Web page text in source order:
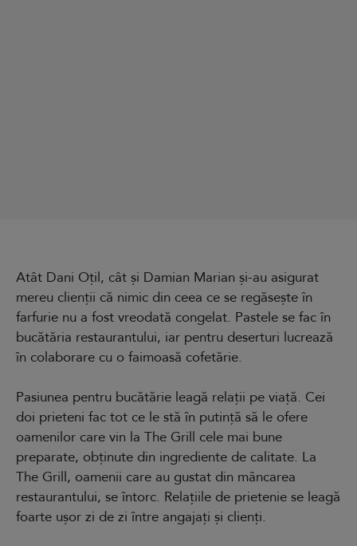
Atât Dani Oțil, cât și Damian Marian și-au asigurat
mereu clienții că nimic din ceea ce se regăsește în
farfurie nu a fost vreodată congelat. Pastele se fac în
bucătăria restaurantului, iar pentru deserturi lucrează
în colaborare cu o faimoasă cofetărie.
Pasiunea pentru bucătărie leagă relații pe viață. Cei
doi prieteni fac tot ce le stă în putință să le ofere
oamenilor care vin la The Grill cele mai bune
preparate, obținute din ingrediente de calitate. La
The Grill, oamenii care au gustat din mâncarea
restaurantului, se întorc. Relațiile de prietenie se leagă
foarte ușor zi de zi între angajați și clienți.